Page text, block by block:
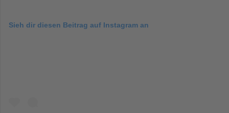
Sieh dir diesen Beitrag auf Instagram an